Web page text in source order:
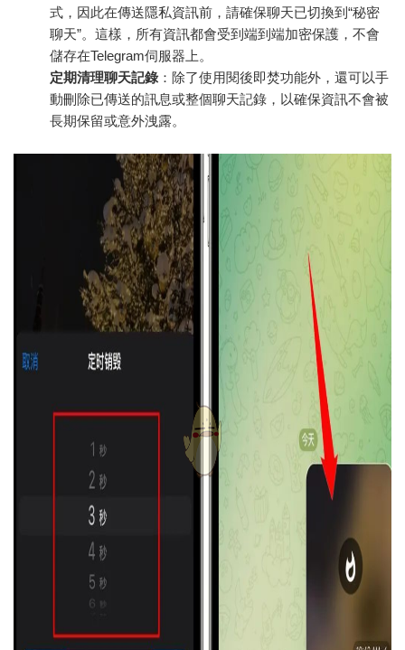
式，因此在傳送隱私資訊前，請確保聊天已切換到“秘密
聊天”。這樣，所有資訊都會受到端到端加密保護，不會
儲存在Telegram伺服器上。
定期清理聊天記錄：除了使用閱後即焚功能外，還可以手
動刪除已傳送的訊息或整個聊天記錄，以確保資訊不會被
長期保留或意外洩露。